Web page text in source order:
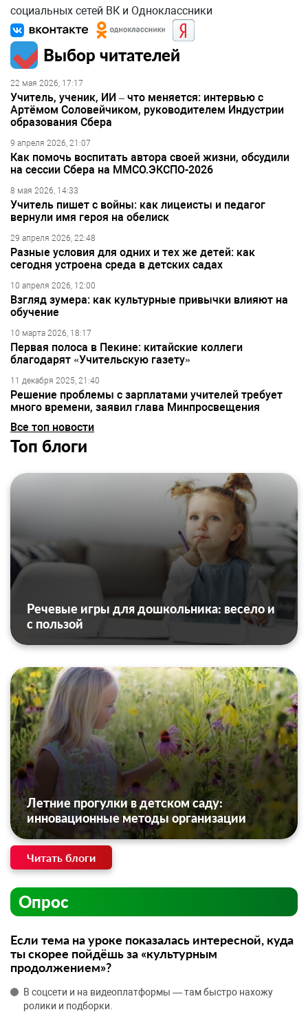
социальных сетей ВК и Одноклассники
Выбор читателей
22 мая 2026, 17:17
Учитель, ученик, ИИ – что меняется: интервью с
Артёмом Соловейчиком, руководителем Индустрии
образования Сбера
9 апреля 2026, 21:07
Как помочь воспитать автора своей жизни, обсудили
на сессии Сбера на ММСО.ЭКСПО-2026
8 мая 2026, 14:33
Учитель пишет с войны: как лицеисты и педагог
вернули имя героя на обелиск
29 апреля 2026, 22:48
Разные условия для одних и тех же детей: как
сегодня устроена среда в детских садах
10 апреля 2026, 12:00
Взгляд зумера: как культурные привычки влияют на
обучение
10 марта 2026, 18:17
Первая полоса в Пекине: китайские коллеги
благодарят «Учительскую газету»
11 декабря 2025, 21:40
Решение проблемы с зарплатами учителей требует
много времени, заявил глава Минпросвещения
Все топ новости
Топ блоги
Речевые игры для дошкольника: весело и
с пользой
Летние прогулки в детском саду:
инновационные методы организации
Читать блоги
Опрос
Если тема на уроке показалась интересной, куда
ты скорее пойдёшь за «культурным
продолжением»?
В соцсети и на видеоплатформы — там быстро нахожу
ролики и подборки.